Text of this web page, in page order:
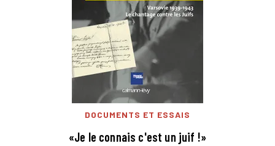
DOCUMENTS ET ESSAIS
«Je le connais c'est un juif !»